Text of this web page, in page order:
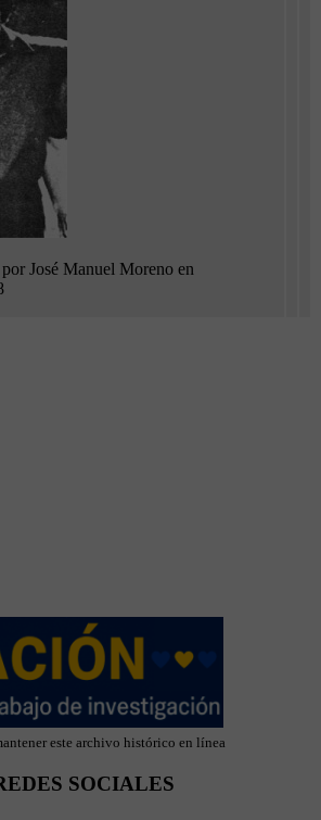
José Manuel Moreno en
este archivo histórico en línea
SOCIALES